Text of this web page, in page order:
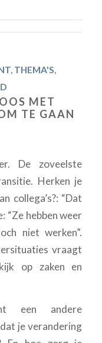
, THEMA'S,
MET
TE GAAN
De zoveelste
Herken je
collega’s?: “Dat
“Ze hebben weer
niet werken”.
vraagt
op zaken en
een andere
je verandering